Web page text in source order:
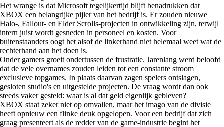
Het wrange is dat Microsoft tegelijkertijd blijft benadrukken dat
XBOX een belangrijke pijler van het bedrijf is. Er zouden nieuwe
Halo-, Fallout- en Elder Scrolls-projecten in ontwikkeling zijn, terwijl
intern juist wordt gesneden in personeel en kosten. Voor
buitenstaanders oogt het alsof de linkerhand niet helemaal weet wat de
rechterhand aan het doen is.
Onder gamers groeit ondertussen de frustratie. Jarenlang werd beloofd
dat de vele overnames zouden leiden tot een constante stroom
exclusieve topgames. In plaats daarvan zagen spelers ontslagen,
gesloten studio's en uitgestelde projecten. De vraag wordt dan ook
steeds vaker gesteld: waar is al dat geld eigenlijk gebleven?
XBOX staat zeker niet op omvallen, maar het imago van de divisie
heeft opnieuw een flinke deuk opgelopen. Voor een bedrijf dat zich
graag presenteert als de redder van de game-industrie begint het